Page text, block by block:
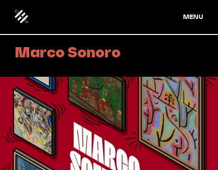
MENU
Marco Sonoro